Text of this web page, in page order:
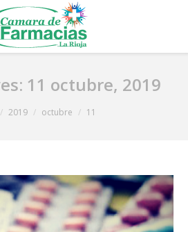
11 octubre, 2019
2019 octubre 11